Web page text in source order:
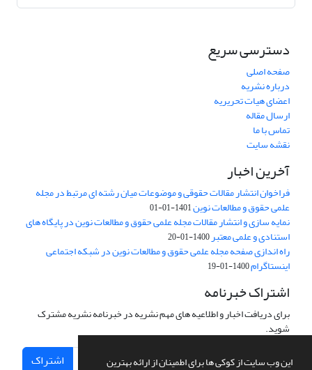
این وب سایت از کوکی ها برای اطمینان از ارائه بهترین
دسترسی سریع
صفحه اصلی
درباره نشریه
اعضای هیات تحریریه
ارسال مقاله
تماس با ما
نقشه سایت
آخرین اخبار
فراخوان انتشار مقالات حقوقی و موضوعات میان رشته ای مرتبط در مجله
علمی حقوق و مطالعات نوین1401-01-01
نمایه سازی و انتشار مقالات مجله علمی حقوق و مطالعات نوین در پایگاه های
استنادی و علمی معتبر1400-01-20
راه اندازی صفحه مجله علمی حقوق و مطالعات نوین در شبکه اجتماعی
اینستاگرام1400-01-19
اشتراک خبرنامه
برای دریافت اخبار و اطلاعیه های مهم نشریه در خبرنامه نشریه مشترک
شوید.
اشتراک